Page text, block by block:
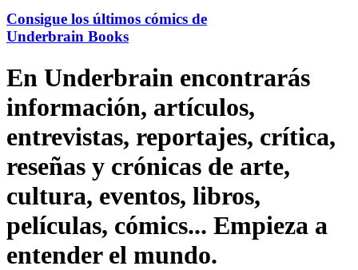
Consigue los últimos cómics de
Underbrain Books
En Underbrain encontrarás
información, artículos,
entrevistas, reportajes, crítica,
reseñas y crónicas de arte,
cultura, eventos, libros,
películas, cómics... Empieza a
entender el mundo.